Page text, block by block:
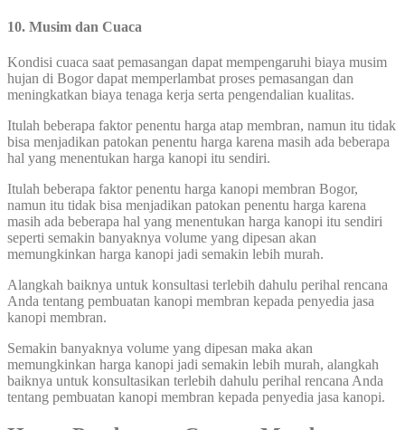
10. Musim dan Cuaca
Kondisi cuaca saat pemasangan dapat mempengaruhi biaya musim
hujan di Bogor dapat memperlambat proses pemasangan dan
meningkatkan biaya tenaga kerja serta pengendalian kualitas.
Itulah beberapa faktor penentu harga atap membran, namun itu tidak
bisa menjadikan patokan penentu harga karena masih ada beberapa
hal yang menentukan harga kanopi itu sendiri.
Itulah beberapa faktor penentu harga kanopi membran Bogor,
namun itu tidak bisa menjadikan patokan penentu harga karena
masih ada beberapa hal yang menentukan harga kanopi itu sendiri
seperti semakin banyaknya volume yang dipesan akan
memungkinkan harga kanopi jadi semakin lebih murah.
Alangkah baiknya untuk konsultasi terlebih dahulu perihal rencana
Anda tentang pembuatan kanopi membran kepada penyedia jasa
kanopi membran.
Semakin banyaknya volume yang dipesan maka akan
memungkinkan harga kanopi jadi semakin lebih murah, alangkah
baiknya untuk konsultasikan terlebih dahulu perihal rencana Anda
tentang pembuatan kanopi membran kepada penyedia jasa kanopi.